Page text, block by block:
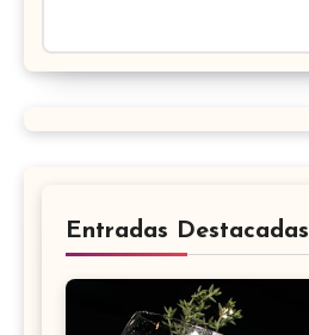
Entradas Destacadas